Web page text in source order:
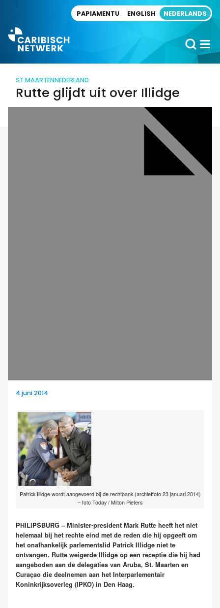
PAPIAMENTU ENGLISH NEDERLANDS
ST MAARTENNEDERLAND
Rutte glijdt uit over Illidge
4 juni 2014
Patrick Illidge wordt aangevoerd bij de rechtbank (archieffoto 23 januari 2014)
– foto Today / Milton Pieters
PHILIPSBURG – Minister-president Mark Rutte heeft het niet
helemaal bij het rechte eind met de reden die hij opgeeft om
het onafhankelijk parlementslid Patrick Illidge niet te
ontvangen. Rutte weigerde Illidge op een receptie die hij had
aangeboden aan de delegaties van Aruba, St. Maarten en
Curaçao die deelnemen aan het Interparlementair
Koninkrijksoverleg (IPKO) in Den Haag.